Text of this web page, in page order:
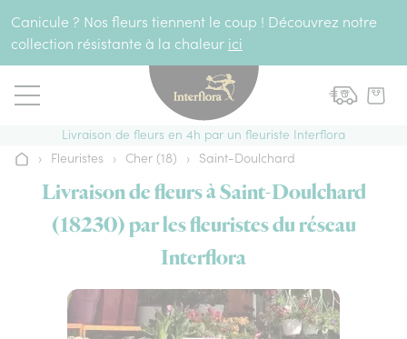
Canicule ? Nos fleurs tiennent le coup ! Découvrez notre
collection résistante à la chaleur ici
Livraison de fleurs en 4h par un fleuriste Interflora
Accueil
› Fleuristes › Cher (18) › Saint-Doulchard
Livraison de fleurs à Saint-Doulchard
(18230) par les fleuristes du réseau
Interflora